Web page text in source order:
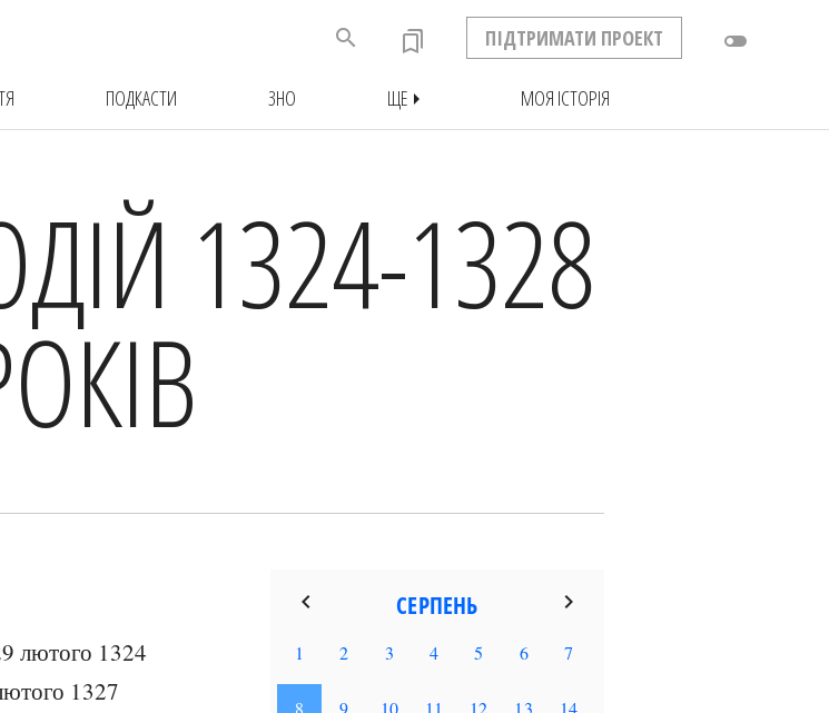
toggle_off
ПІДТРИМАТИ ПРОЕКТ
bookmarks
search
ПОДКАСТИ ЗНО ЩЕarrow_right МОЯ ІСТОРІЯ
1324-1328
лютого 1324
1327